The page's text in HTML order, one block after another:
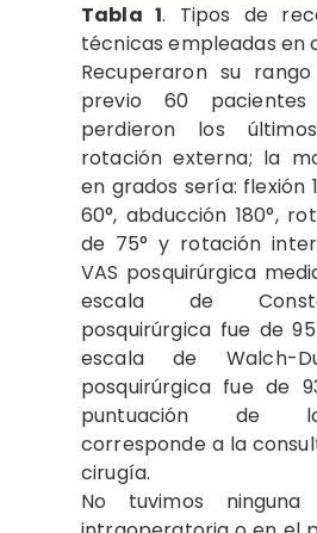
Tabla 1. Tipos de
técnicas empleadas en
Recuperaron su
previo 60
perdieron los
rotación externa; la
en grados sería: flexión
60°, abducción 180°,
de 75° y rotación
VAS posquirúrgica
escala de
posquirúrgica fue de
escala de Walch-
posquirúrgica fue de
puntuación de
corresponde a la
cirugía.
No tuvimos ninguna